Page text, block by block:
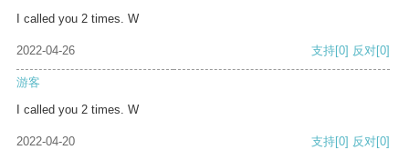
I called you 2 times. W
2022-04-26 支持[0] 反对[0]
游客
I called you 2 times. W
2022-04-20 支持[0] 反对[0]